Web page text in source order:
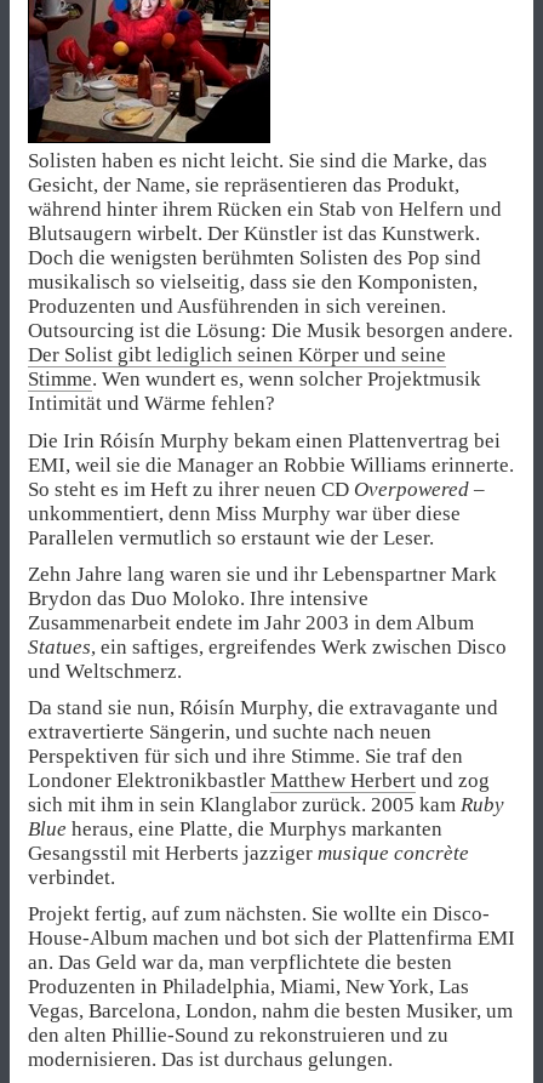
Solisten haben es nicht leicht. Sie sind die Marke, das
Gesicht, der Name, sie repräsentieren das Produkt,
während hinter ihrem Rücken ein Stab von Helfern und
Blutsaugern wirbelt. Der Künstler ist das Kunstwerk.
Doch die wenigsten berühmten Solisten des Pop sind
musikalisch so vielseitig, dass sie den Komponisten,
Produzenten und Ausführenden in sich vereinen.
Outsourcing ist die Lösung: Die Musik besorgen andere.
Der Solist gibt lediglich seinen Körper und seine
Stimme. Wen wundert es, wenn solcher Projektmusik
Intimität und Wärme fehlen?
Die Irin Róisín Murphy bekam einen Plattenvertrag bei
EMI, weil sie die Manager an Robbie Williams erinnerte.
So steht es im Heft zu ihrer neuen CD Overpowered –
unkommentiert, denn Miss Murphy war über diese
Parallelen vermutlich so erstaunt wie der Leser.
Zehn Jahre lang waren sie und ihr Lebenspartner Mark
Brydon das Duo Moloko. Ihre intensive
Zusammenarbeit endete im Jahr 2003 in dem Album
Statues, ein saftiges, ergreifendes Werk zwischen Disco
und Weltschmerz.
Da stand sie nun, Róisín Murphy, die extravagante und
extravertierte Sängerin, und suchte nach neuen
Perspektiven für sich und ihre Stimme. Sie traf den
Londoner Elektronikbastler Matthew Herbert und zog
sich mit ihm in sein Klanglabor zurück. 2005 kam Ruby
Blue heraus, eine Platte, die Murphys markanten
Gesangsstil mit Herberts jazziger musique concrète
verbindet.
Projekt fertig, auf zum nächsten. Sie wollte ein Disco-
House-Album machen und bot sich der Plattenfirma EMI
an. Das Geld war da, man verpflichtete die besten
Produzenten in Philadelphia, Miami, New York, Las
Vegas, Barcelona, London, nahm die besten Musiker, um
den alten Phillie-Sound zu rekonstruieren und zu
modernisieren. Das ist durchaus gelungen.